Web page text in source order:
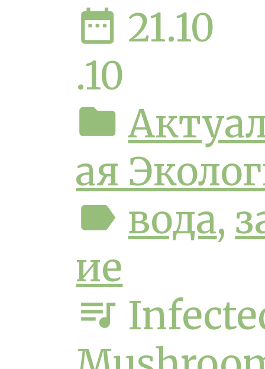
date_range 21.10
.10
folder
ая
label вода,
ие
queue_music